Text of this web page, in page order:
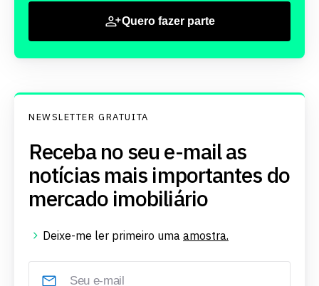
Quero fazer parte
NEWSLETTER GRATUITA
Receba no seu e-mail as
notícias mais importantes do
mercado imobiliário
Deixe-me ler primeiro uma amostra.